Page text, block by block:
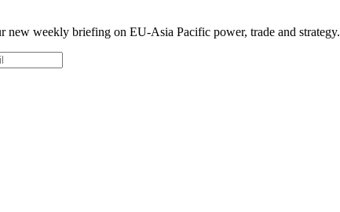
new weekly briefing on EU-Asia Pacific power, trade and strategy.